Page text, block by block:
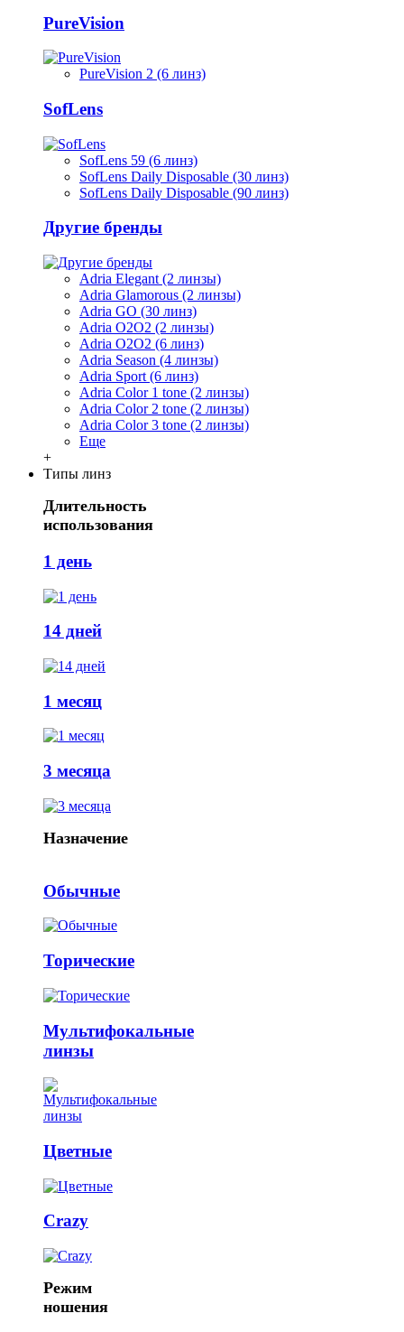
PureVision
PureVision 2 (6 линз)
SofLens
SofLens 59 (6 линз)
SofLens Daily Disposable (30 линз)
SofLens Daily Disposable (90 линз)
Другие бренды
Adria Elegant (2 линзы)
Adria Glamorous (2 линзы)
Adria GO (30 линз)
Adria O2O2 (2 линзы)
Adria O2O2 (6 линз)
Adria Season (4 линзы)
Adria Sport (6 линз)
Adria Сolor 1 tone (2 линзы)
Adria Сolor 2 tone (2 линзы)
Adria Сolor 3 tone (2 линзы)
Еще
+
Типы линз
Длительность
использования
1 день
14 дней
1 месяц
3 месяца
Назначение
Обычные
Торические
Мультифокальные
линзы
Цветные
Crazy
Режим
ношения